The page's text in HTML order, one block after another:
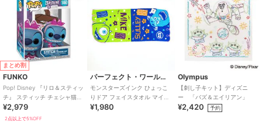
まとめ割
FUNKO
Pop! Disney 『リロ＆スティッ
チ』 スティッチ チェシャ猫コ
スチュームVer.
¥2,979
2点以上で5%OFF
パーフェクト・ワールド・トーキョー
モンスターズインク ひょっこ
りドア フェイスタオル マイク
サリー
¥1,980
Olympus
【刺し子キット】ディズニ
ー 「バズ＆エイリアン」
¥2,420 予約